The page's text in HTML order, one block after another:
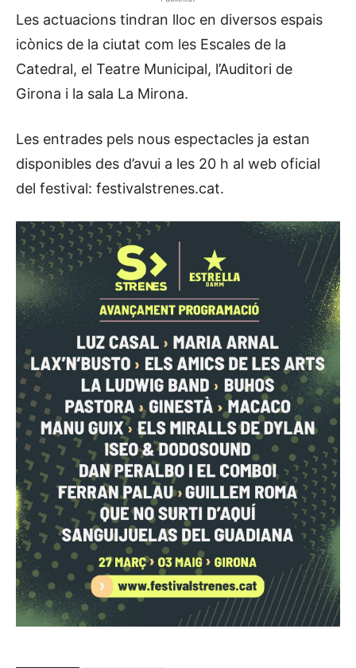
Les actuacions tindran lloc en diversos espais
icònics de la ciutat com les Escales de la
Catedral, el Teatre Municipal, l’Auditori de
Girona i la sala La Mirona.
Les entrades pels nous espectacles ja estan
disponibles des d’avui a les 20 h al web oficial
del festival: festivalstrenes.cat.